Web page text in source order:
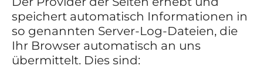
speichert automatisch Informationen in
so genannten Server-Log-Dateien, die
Ihr Browser automatisch an uns
übermittelt. Dies sind: